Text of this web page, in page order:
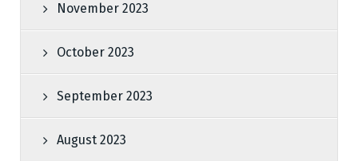
November 2023
October 2023
September 2023
August 2023